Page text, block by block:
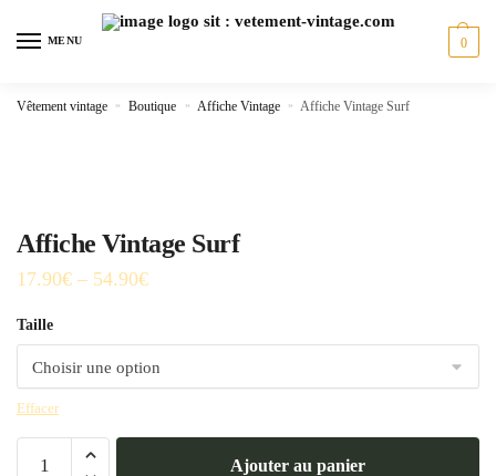
MENU 0
Vêtement vintage » Boutique » Affiche Vintage » Affiche Vintage Surf
Affiche Vintage Surf
17.90€ – 54.90€
Taille
Effacer
Ajouter au panier